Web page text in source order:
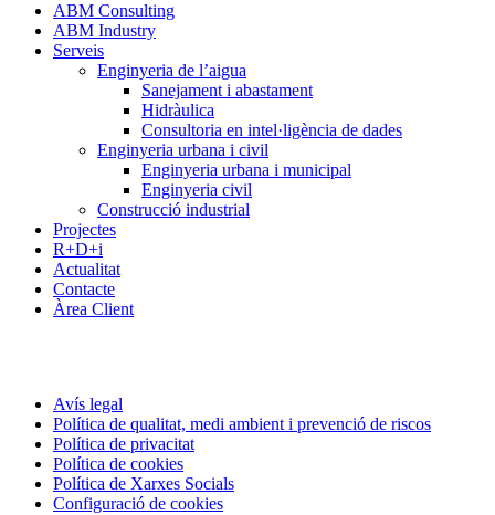
ABM Consulting
ABM Industry
Serveis
Enginyeria de l’aigua
Sanejament i abastament
Hidràulica
Consultoria en intel·ligència de dades
Enginyeria urbana i civil
Enginyeria urbana i municipal
Enginyeria civil
Construcció industrial
Projectes
R+D+i
Actualitat
Contacte
Àrea Client
Avís legal
Política de qualitat, medi ambient i prevenció de riscos
Política de privacitat
Política de cookies
Política de Xarxes Socials
Configuració de cookies